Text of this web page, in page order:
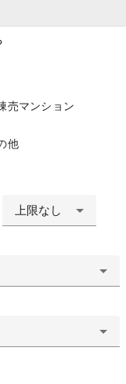
売マンション
他
上限なし